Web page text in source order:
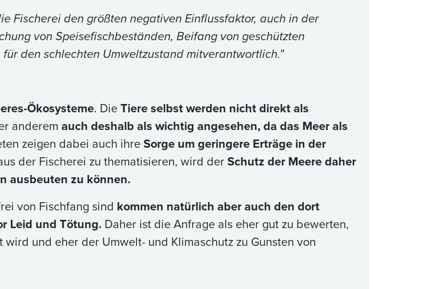
Fischerei den größten negativen Einflussfaktor, auch in der
von Speisefischbeständen, Beifang von geschützten
den schlechten Umweltzustand mitverantwortlich.”
Ökosysteme. DieTiere selbst werden nicht direkt als
anderem auch deshalb als wichtig angesehen, da das Meer als
zeigen dabei auch ihreSorge um geringere Erträge in der
der Fischerei zu thematisieren, wird derSchutz der Meere daher
ausbeuten zu können.
von Fischfang sind kommen natürlich aber auch den dort
Leid und Tötung. Daher ist die Anfrage als eher gut zu bewerten,
und eher der Umwelt- und Klimaschutz zu Gunsten von